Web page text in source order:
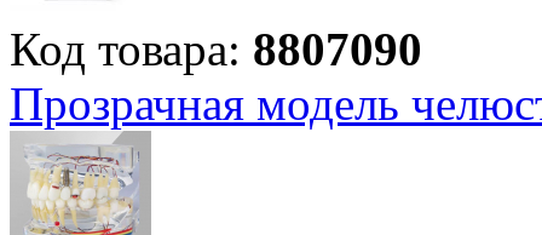
Код товара: 8807090
Прозрачная модель